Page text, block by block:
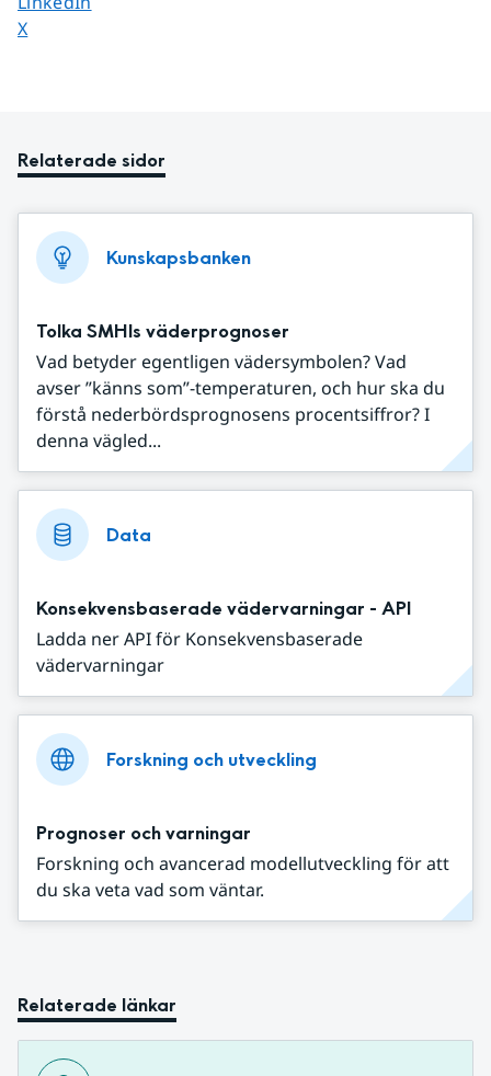
Dela sidan på
X
Relaterade sidor
Kunskapsbanken
Tolka SMHIs väderprognoser
Vad betyder egentligen vädersymbolen? Vad
avser ”känns som”-temperaturen, och hur ska du
förstå nederbördsprognosens procentsiffror? I
denna vägled...
Data
Konsekvensbaserade vädervarningar - API
Ladda ner API för Konsekvensbaserade
vädervarningar
Forskning och utveckling
Prognoser och varningar
Forskning och avancerad modellutveckling för att
du ska veta vad som väntar.
Relaterade länkar